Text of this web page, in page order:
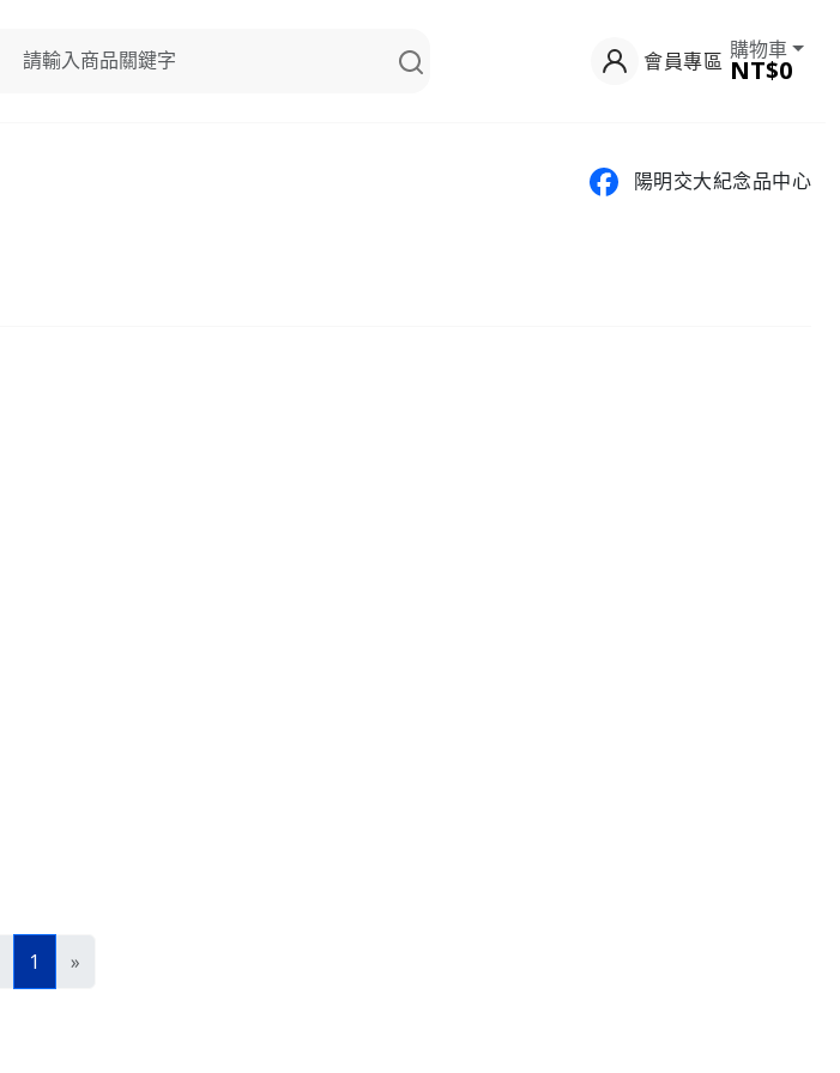
請輸入商品關鍵字
會員專區 購物車
NT$0
陽明交大紀念品中心
一頁
1 »